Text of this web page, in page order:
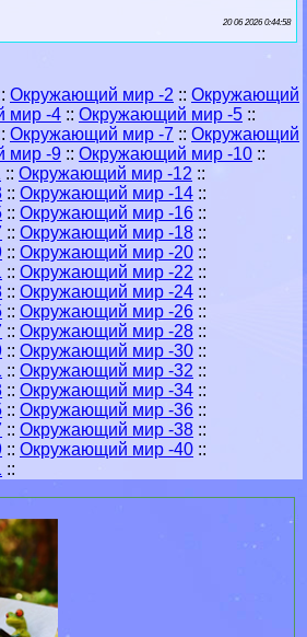
20 06 2026 0:44:58
Окружающий мир -2 :: Окружающий
мир -4 :: Окружающий мир -5 ::
Окружающий мир -7 :: Окружающий
мир -9 :: Окружающий мир -10 ::
:: Окружающий мир -12 ::
:: Окружающий мир -14 ::
:: Окружающий мир -16 ::
:: Окружающий мир -18 ::
:: Окружающий мир -20 ::
:: Окружающий мир -22 ::
:: Окружающий мир -24 ::
:: Окружающий мир -26 ::
:: Окружающий мир -28 ::
:: Окружающий мир -30 ::
:: Окружающий мир -32 ::
:: Окружающий мир -34 ::
:: Окружающий мир -36 ::
:: Окружающий мир -38 ::
:: Окружающий мир -40 ::
::